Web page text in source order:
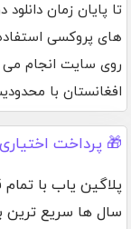
تا پایان زمان
روی سایت انجام
افغانستان با
🎁 پرداخت اختیاری
پلاگین یاب با
سال ها سریع ترین